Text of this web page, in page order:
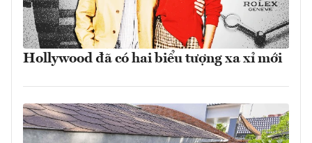
Hollywood đã có hai biểu tượng xa xỉ mới